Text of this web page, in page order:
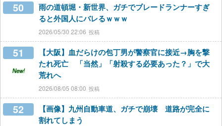
50
雨の道頓堀・新世界、ガチでブレードランナーすぎ
ると外国人にバレるｗｗｗ
2026/05/30 22:06
51
New!
【大阪】血だらけの包丁男が警察官に接近→胸を撃
たれ死亡 「当然」「射殺する必要あった？」で大
荒れへ
2026/08/05 08:00
52
【画像】九州自動車道、ガチで崩壊 道路が完全に
割れてしまう